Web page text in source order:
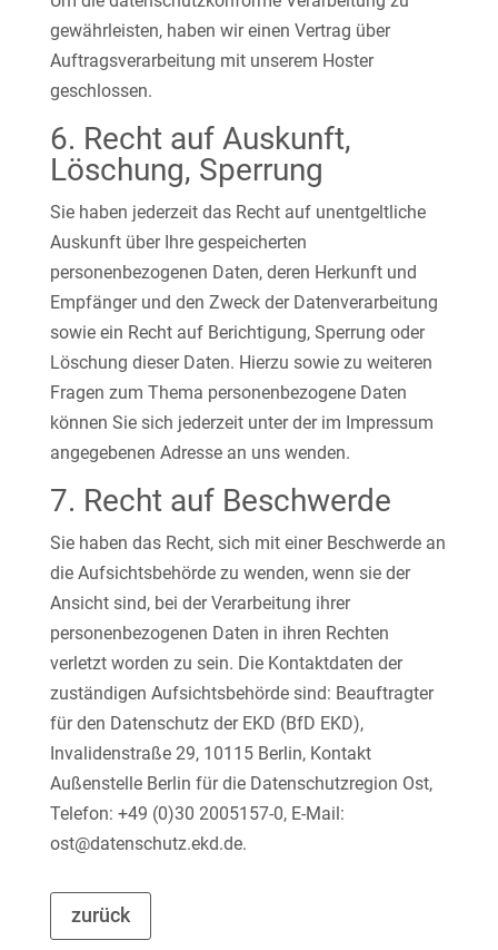
gewährleisten, haben wir einen Vertrag über
Auftragsverarbeitung mit unserem Hoster
geschlossen.
6. Recht auf Auskunft,
Löschung, Sperrung
Sie haben jederzeit das Recht auf unentgeltliche
Auskunft über Ihre gespeicherten
personenbezogenen Daten, deren Herkunft und
Empfänger und den Zweck der Datenverarbeitung
sowie ein Recht auf Berichtigung, Sperrung oder
Löschung dieser Daten. Hierzu sowie zu weiteren
Fragen zum Thema personenbezogene Daten
können Sie sich jederzeit unter der im Impressum
angegebenen Adresse an uns wenden.
7. Recht auf Beschwerde
Sie haben das Recht, sich mit einer Beschwerde an
die Aufsichtsbehörde zu wenden, wenn sie der
Ansicht sind, bei der Verarbeitung ihrer
personenbezogenen Daten in ihren Rechten
verletzt worden zu sein. Die Kontaktdaten der
zuständigen Aufsichtsbehörde sind: Beauftragter
für den Datenschutz der EKD (BfD EKD),
Invalidenstraße 29, 10115 Berlin, Kontakt
Außenstelle Berlin für die Datenschutzregion Ost,
Telefon: +49 (0)30 2005157-0, E-Mail:
ost@datenschutz.ekd.de.
zurück